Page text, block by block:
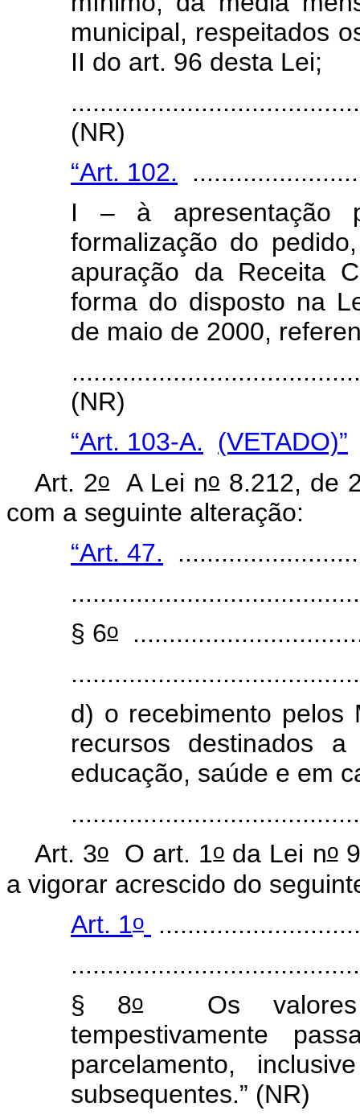
municipal, respeitados
II do art. 96 desta Lei;
(NR)
“Art. 102.
I – à apresentação
formalização do
apuração da Receita
forma do disposto na
de maio de 2000,
(NR)
“Art. 103-A.
(VETADO)”
Art. 2oA Lei no8.212, de
com a seguinte alteração:
“Art. 47.
§ 6o
d) o recebimento pelos
recursos destinados
educação, saúde e em
Art. 3o O art. 1oda Lei no
a vigorar acrescido do
Art. 1o
§ 8oOs valores
tempestivamente
parcelamento,
subsequentes.” (NR)